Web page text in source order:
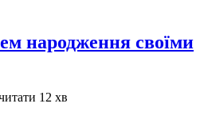
народження своїми
12 хв